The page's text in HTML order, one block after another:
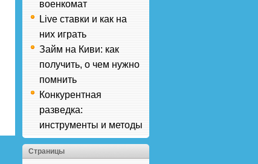
военкомат
Live ставки и как на
них играть
Займ на Киви: как
получить, о чем нужно
помнить
Конкурентная
разведка:
инструменты и методы
Страницы